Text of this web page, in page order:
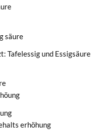
säure
Tafelessig und Essigsäure
erhöhung